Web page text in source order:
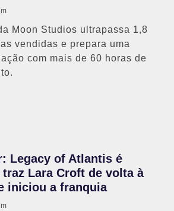
Moon Studios ultrapassa 1,8
vendidas e prepara uma
com mais de 60 horas de
Legacy of Atlantis é
Lara Croft de volta à
iniciou a franquia